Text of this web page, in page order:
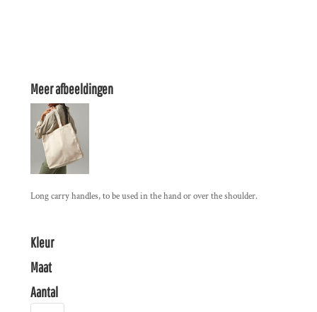
Meer afbeeldingen
Long carry handles, to be used in the hand or over the shoulder.
Kleur
Maat
Aantal